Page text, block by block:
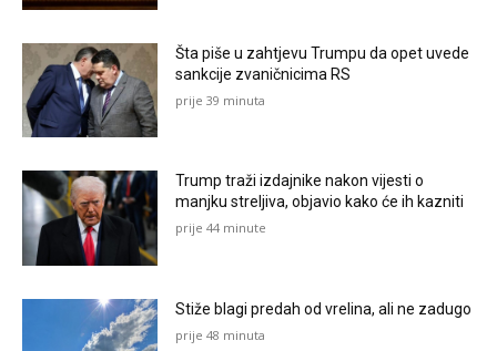
Šta piše u zahtjevu Trumpu da opet uvede
sankcije zvaničnicima RS
prije 39 minuta
Trump traži izdajnike nakon vijesti o
manjku streljiva, objavio kako će ih kazniti
prije 44 minute
Stiže blagi predah od vrelina, ali ne zadugo
prije 48 minuta